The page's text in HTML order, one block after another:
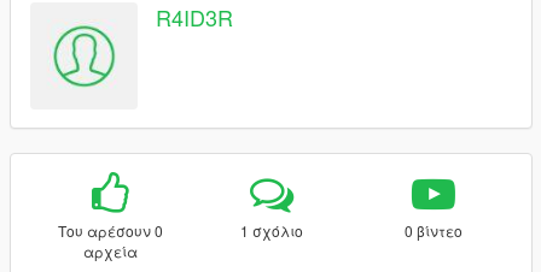
R4ID3R
Του αρέσουν 0
αρχεία
1 σχόλιο 0 βίντεο